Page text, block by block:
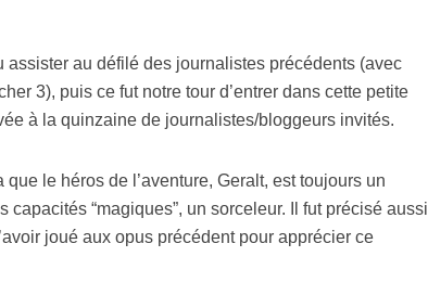
assister au défilé des journalistes précédents (avec
3), puis ce fut notre tour d’entrer dans cette petite
à la quinzaine de journalistes/bloggeurs invités.
le héros de l’aventure, Geralt, est toujours un
capacités “magiques”, un sorceleur. Il fut précisé aussi
joué aux opus précédent pour apprécier ce